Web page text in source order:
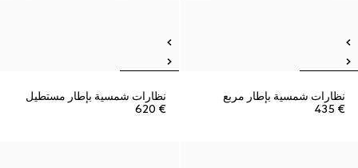
نظارات شمسية بإطار مربع
€ 435
نظارات شمسية بإطار مستطيل
€ 620